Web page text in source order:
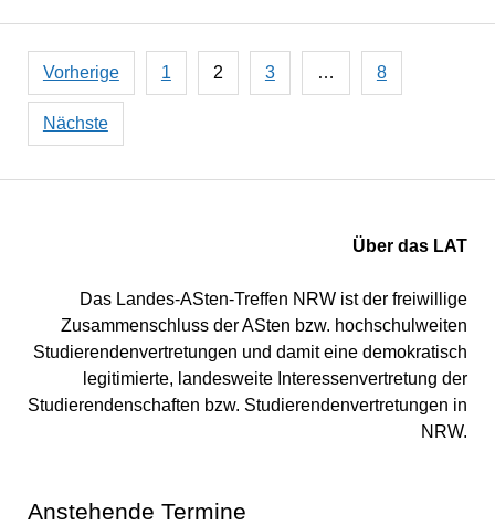
Seitennummerierung
der
Beiträge
Vorherige 1 2 3 … 8
Nächste
Über das LAT
Das Landes-ASten-Treffen NRW ist der freiwillige
Zusammenschluss der ASten bzw. hochschulweiten
Studierendenvertretungen und damit eine demokratisch
legitimierte, landesweite Interessenvertretung der
Studierendenschaften bzw. Studierendenvertretungen in
NRW.
Anstehende Termine